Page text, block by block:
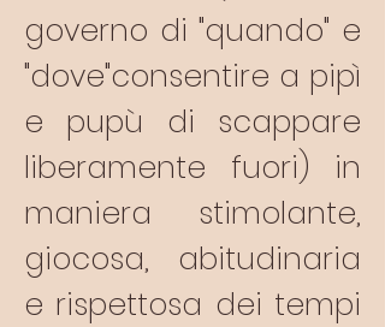
governo di "quando" e
"dove"consentire a pipì
e pupù di scappare
liberamente fuori) in
maniera stimolante,
giocosa, abitudinaria
e rispettosa dei tempi